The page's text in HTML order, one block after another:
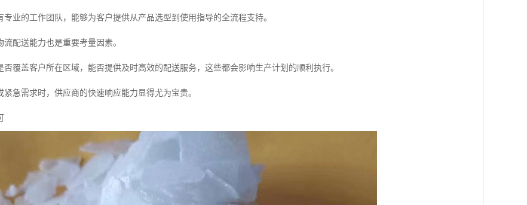
专业的工作团队，能够为客户提供从产品选型到使用指导的全流程支持。
配送能力也是重要考量因素。
否覆盖客户所在区域，能否提供及时高效的配送服务，这些都会影响生产计划的顺利执行。
急需求时，供应商的快速响应能力显得尤为宝贵。